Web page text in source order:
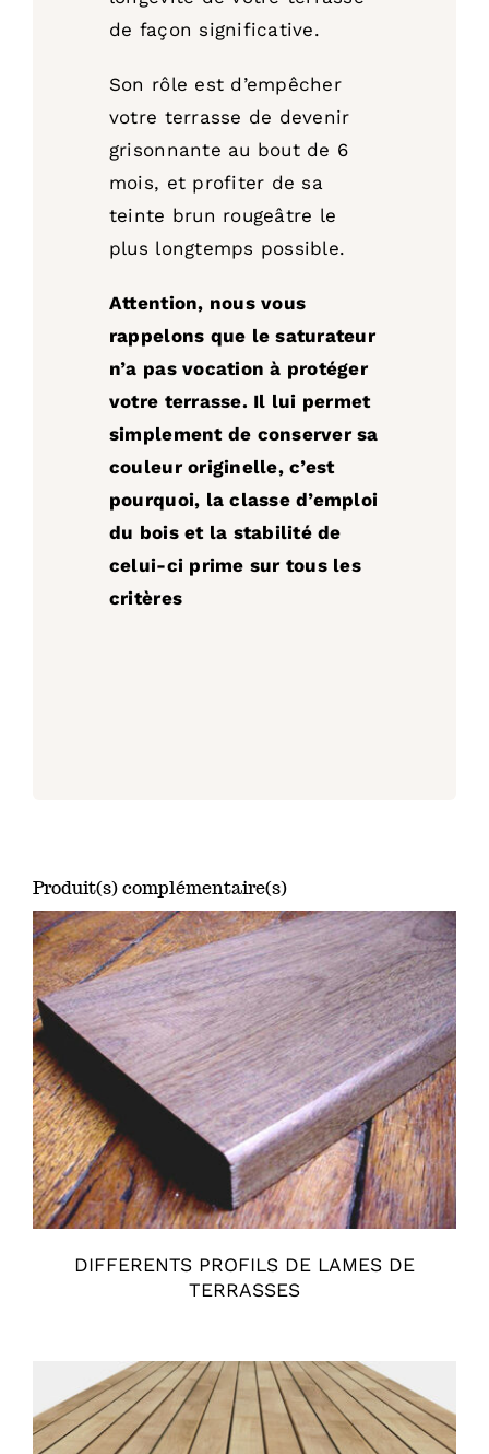
de façon significative.
Son rôle est d’empêcher
votre terrasse de devenir
grisonnante au bout de 6
mois, et profiter de sa
teinte brun rougeâtre le
plus longtemps possible.
Attention, nous vous
rappelons que le saturateur
n’a pas vocation à protéger
votre terrasse. Il lui permet
simplement de conserver sa
couleur originelle, c’est
pourquoi, la classe d’emploi
du bois et la stabilité de
celui-ci prime sur tous les
critères
Produit(s) complémentaire(s)
DIFFERENTS PROFILS DE LAMES DE
TERRASSES